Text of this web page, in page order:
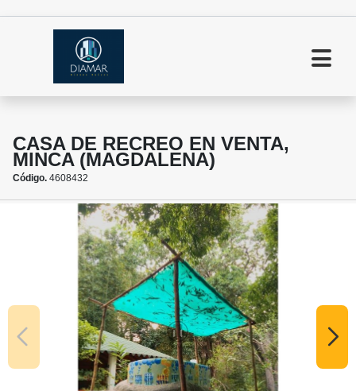
CASA DE RECREO EN VENTA,
MINCA (MAGDALENA)
Código. 4608432